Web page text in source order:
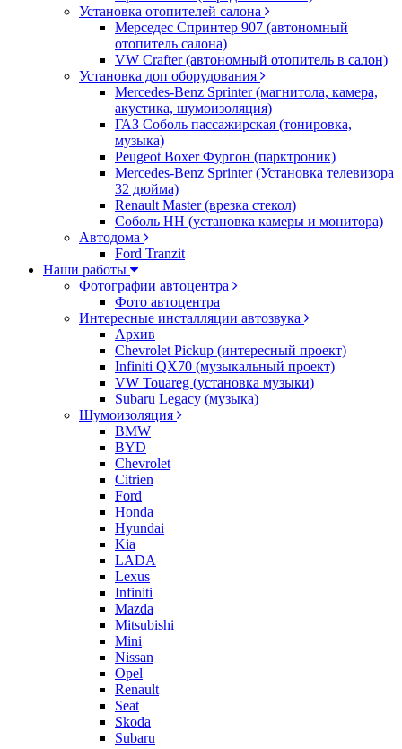
Установка отопителей салона
Мерседес Спринтер 907 (автономный
отопитель салона)
VW Crafter (автономный отопитель в салон)
Установка доп оборудования
Mercedes-Benz Sprinter (магнитола, камера,
акустика, шумоизоляция)
ГАЗ Соболь пассажирская (тонировка,
музыка)
Peugeot Boxer Фургон (парктроник)
Mercedes-Benz Sprinter (Установка телевизора
32 дюйма)
Renault Master (врезка стекол)
Соболь НН (установка камеры и монитора)
Автодома
Ford Tranzit
Наши работы
Фотографии автоцентра
Фото автоцентра
Интересные инсталляции автозвука
Архив
Chevrolet Pickup (интересный проект)
Infiniti QX70 (музыкальный проект)
VW Touareg (установка музыки)
Subaru Legacy (музыка)
Шумоизоляция
BMW
BYD
Chevrolet
Citrien
Ford
Honda
Hyundai
Kia
LADA
Lexus
Infiniti
Mazda
Mitsubishi
Mini
Nissan
Opel
Renault
Seat
Skoda
Subaru